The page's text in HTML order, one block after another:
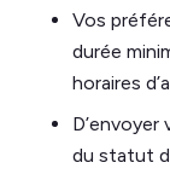
Vos
durée
horaires
du statut